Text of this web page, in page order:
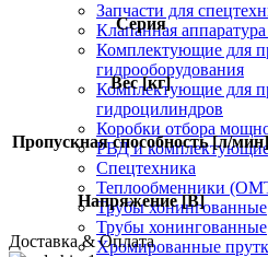
Запчасти для
Клапанная
Комплектующие для
гидрооборудования
Комплектующие для
гидроцилиндров
Коробки отбора
РВД и
Спецтехника
Теплообменники
Трубы хонингованные
Трубы хонингованные
Хромированные
Серия
Вес [кг]
Пропускная способность [л/мин]
Напряжение [В]
Доставка & Оплата